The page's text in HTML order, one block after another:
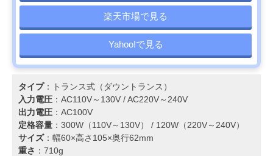
楽天市場で見る
Yahoo!で見る
タイプ：トランス式（ダウントランス）
入力電圧 ：AC110V～130V / AC220V～240V
出力電圧 ：AC100V
定格容量 ：300W（110V～130V） / 120W（220V～240V）
サイズ：幅60×高さ105×奥行62mm
重さ ：710g